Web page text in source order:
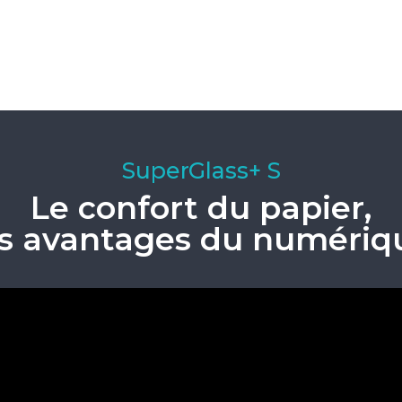
SuperGlass+ S
Le confort du papier,
avantages du